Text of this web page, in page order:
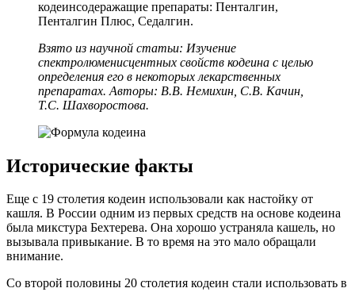
кодеинсодеражащие препараты: Пенталгин,
Пенталгин Плюс, Седалгин.
Взято из научной статьи: Изучение
спектролюменисцентных свойств кодеина с целью
определения его в некоторых лекарственных
препаратах. Авторы: В.В. Немихин, С.В. Качин,
Т.С. Шахворостова.
Исторические факты
Еще с 19 столетия кодеин использовали как настойку от
кашля. В России одним из первых средств на основе кодеина
была микстура Бехтерева. Она хорошо устраняла кашель, но
вызывала привыкание. В то время на это мало обращали
внимание.
Со второй половины 20 столетия кодеин стали использовать в